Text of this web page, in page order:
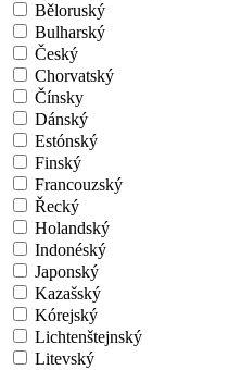
Běloruský
Bulharský
Český
Chorvatský
Čínsky
Dánský
Estónský
Finský
Francouzský
Řecký
Holandský
Indonéský
Japonský
Kazašský
Kórejský
Lichtenštejnský
Litevský